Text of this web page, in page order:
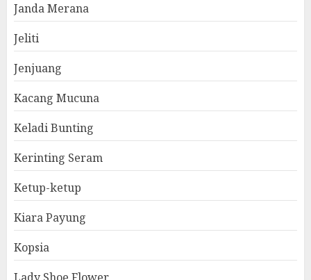
Janda Merana
Jeliti
Jenjuang
Kacang Mucuna
Keladi Bunting
Kerinting Seram
Ketup-ketup
Kiara Payung
Kopsia